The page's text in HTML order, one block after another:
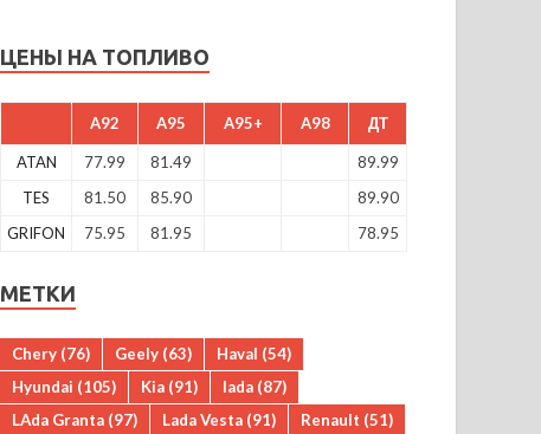
ЦЕНЫ НА ТОПЛИВО
A92 A95 A95+ A98 ДТ
ATAN 77.99 81.49
89.99
TES
81.50 85.90
89.90
GRIFON
75.95 81.95 78.95
МЕТКИ
Chery (76) Geely (63) Haval (54)
Hyundai (105) Kia (91) lada (87)
LAda Granta (97) Lada Vesta (91) Renault (51)